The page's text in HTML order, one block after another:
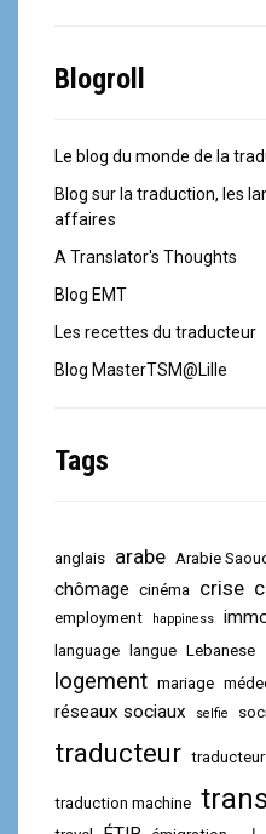
Blogroll
Le blog du monde de la
Blog sur la traduction, les
affaires
A Translator's Thoughts
Blog EMT
Les recettes du traducteur
Blog MasterTSM@Lille
Tags
anglais arabe Arabie
chômage cinéma crise
employment happiness
language langue Lebanese
logement mariage
réseaux sociaux selfie
traducteur
traduction machine